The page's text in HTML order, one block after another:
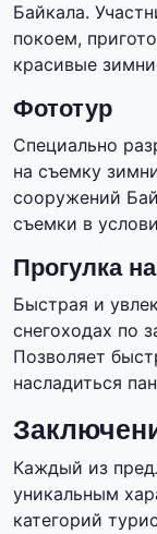
Байкала.
покоем,
красивые
Фототур
Специально
на съемку
сооружений
съемки в
Прогулка
Быстрая и
снегоходах по
Позволяет
насладиться
Каждый из
уникальным
категорий